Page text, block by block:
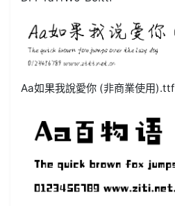
Aa如果我說愛你 (非商業使用).ttf